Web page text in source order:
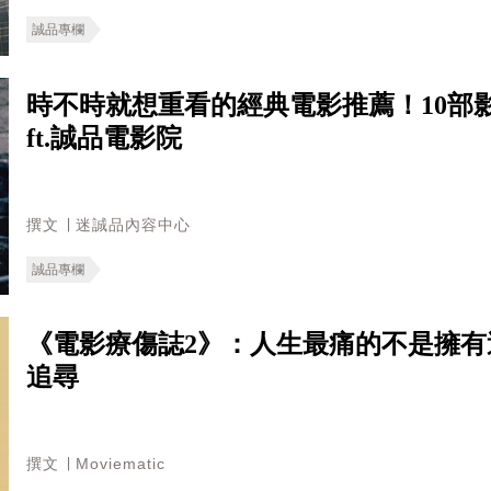
誠品專欄
時不時就想重看的經典電影推薦！10
ft.誠品電影院
撰文 ∣ 迷誠品內容中心
誠品專欄
《電影療傷誌2》：人生最痛的不是擁
追尋
撰文 ∣ Moviematic